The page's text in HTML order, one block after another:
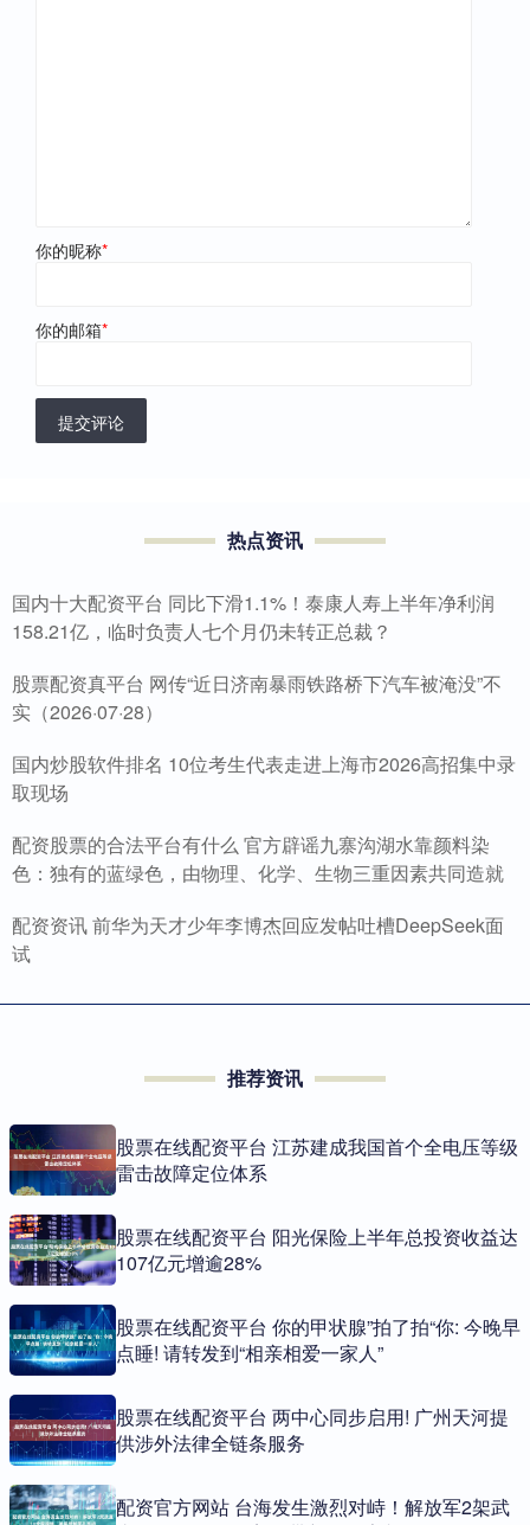
你的昵称*
你的邮箱*
提交评论
热点资讯
国内十大配资平台 同比下滑1.1%！泰康人寿上半年净利润
158.21亿，临时负责人七个月仍未转正总裁？
股票配资真平台 网传“近日济南暴雨铁路桥下汽车被淹没”不
实（2026·07·28）
国内炒股软件排名 10位考生代表走进上海市2026高招集中录
取现场
配资股票的合法平台有什么 官方辟谣九寨沟湖水靠颜料染
色：独有的蓝绿色，由物理、化学、生物三重因素共同造就
配资资讯 前华为天才少年李博杰回应发帖吐槽DeepSeek面
试
推荐资讯
股票在线配资平台 江苏建成我国首个全电压等级
雷击故障定位体系
股票在线配资平台 阳光保险上半年总投资收益达
107亿元增逾28%
股票在线配资平台 你的甲状腺”拍了拍“你: 今晚早
点睡! 请转发到“相亲相爱一家人”
股票在线配资平台 两中心同步启用! 广州天河提
供涉外法律全链条服务
配资官方网站 台海发生激烈对峙！解放军2架武